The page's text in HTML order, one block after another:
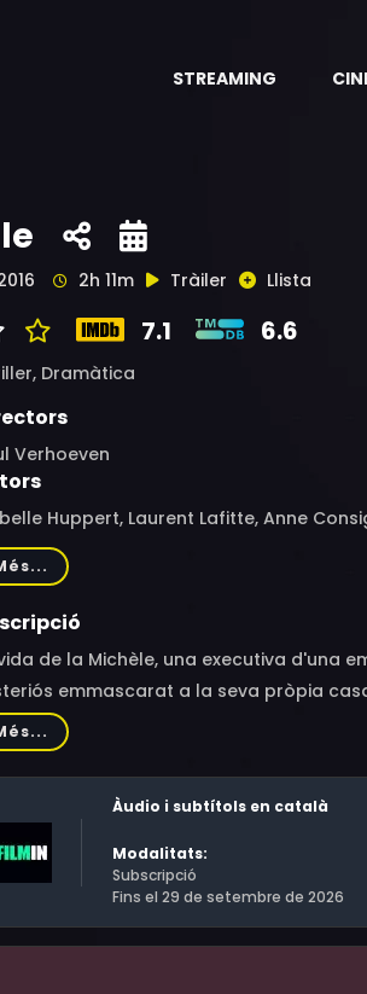
STREAMING
2h 11m Tràiler Llista
7.1 6.6
Dramàtica
Verhoeven
Huppert, Laurent Lafitte, Anne
Magre, Jonas Bloquet, Raphaël
Hugues Martel, Marie Berto,
Martin, Eric Savin, Zohar Wexler, Olivia
Vincent Launay-Franceschini,
de la Michèle, una executiva d'una
emmascarat a la seva pròpia
Àudio i subtítols en català
Modalitats:
Subscripció
Fins el 29 de setembre de 2026